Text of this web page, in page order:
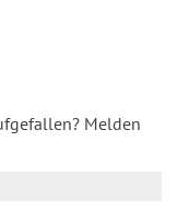
Melden